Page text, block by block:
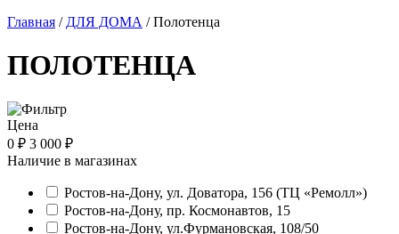
Главная / ДЛЯ ДОМА / Полотенца
ПОЛОТЕНЦА
Цена
0 ₽ 3 000 ₽
Наличие в магазинах
Ростов-на-Дону, ул. Доватора, 156 (ТЦ «Ремолл»)
Ростов-на-Дону, пр. Космонавтов, 15
Ростов-на-Дону, ул.Фурмановская, 108/50